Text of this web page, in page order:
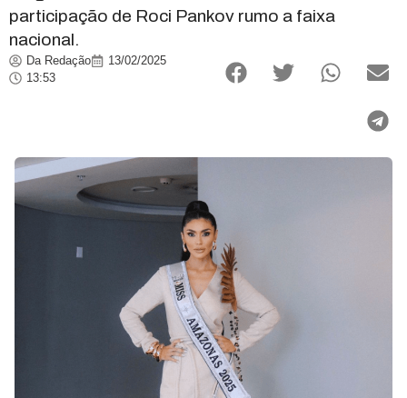
participação de Roci Pankov rumo a faixa
nacional.
Da Redação
13/02/2025
13:53